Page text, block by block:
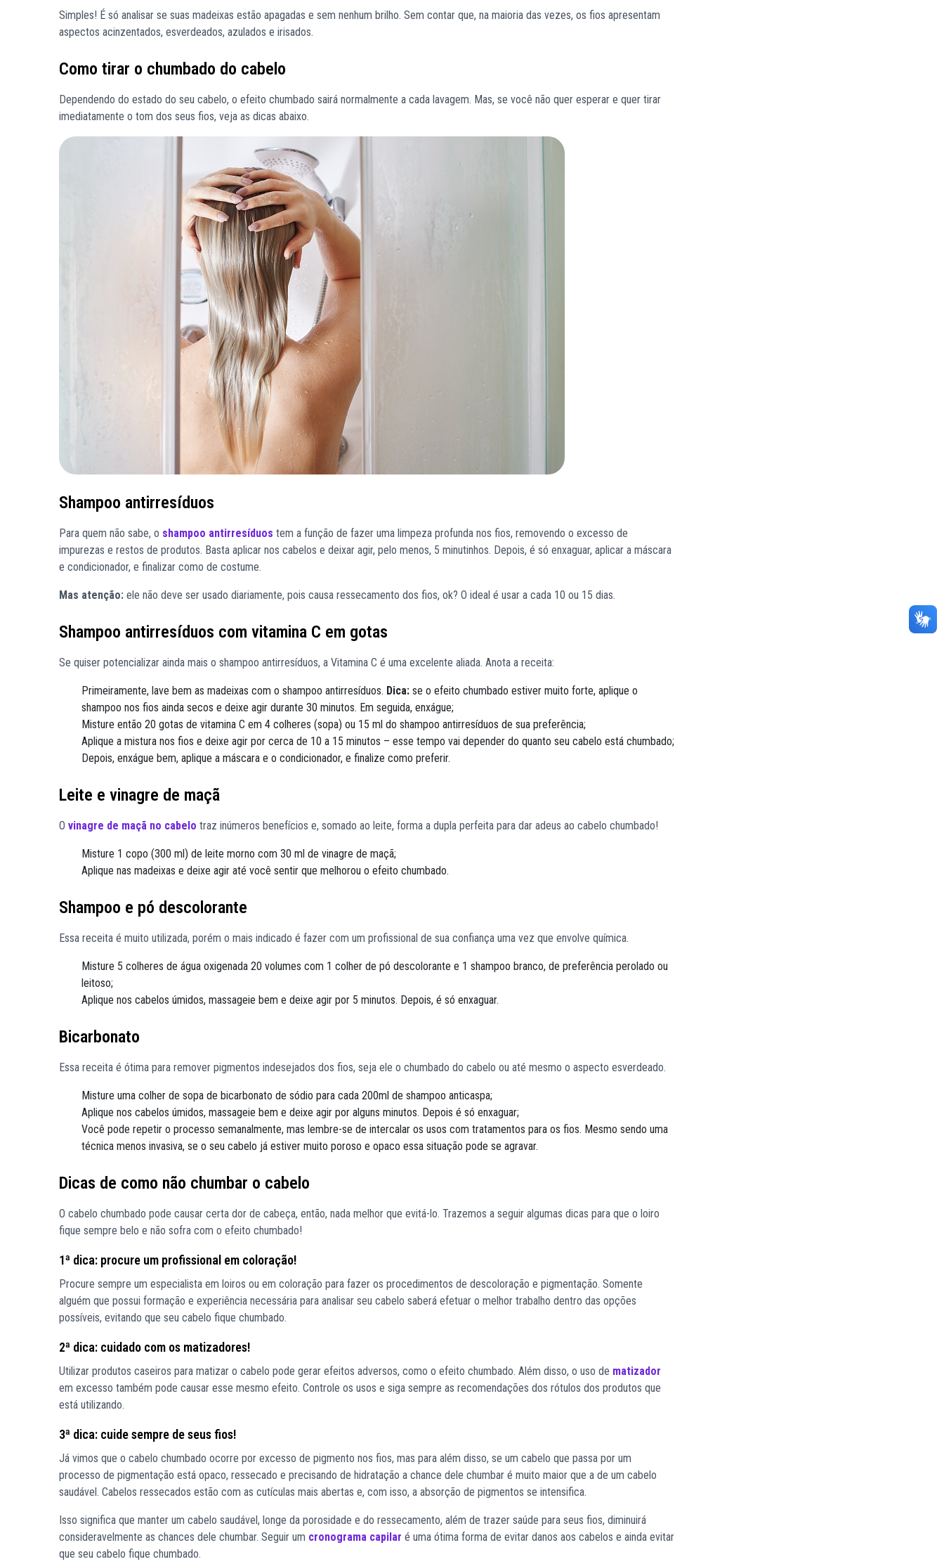
Simples! É só analisar se suas madeixas estão apagadas e sem nenhum brilho. Sem contar que, na maioria das vezes, os fios apresentam
aspectos acinzentados, esverdeados, azulados e irisados.
Como tirar o chumbado do cabelo
Dependendo do estado do seu cabelo, o efeito chumbado sairá normalmente a cada lavagem. Mas, se você não quer esperar e quer tirar
imediatamente o tom dos seus fios, veja as dicas abaixo.
Shampoo antirresíduos
Para quem não sabe, o shampoo antirresíduos tem a função de fazer uma limpeza profunda nos fios, removendo o excesso de
impurezas e restos de produtos. Basta aplicar nos cabelos e deixar agir, pelo menos, 5 minutinhos. Depois, é só enxaguar, aplicar a máscara
e condicionador, e finalizar como de costume.
Mas atenção: ele não deve ser usado diariamente, pois causa ressecamento dos fios, ok? O ideal é usar a cada 10 ou 15 dias.
Shampoo antirresíduos com vitamina C em gotas
Se quiser potencializar ainda mais o shampoo antirresíduos, a Vitamina C é uma excelente aliada. Anota a receita:
Primeiramente, lave bem as madeixas com o shampoo antirresíduos. Dica: se o efeito chumbado estiver muito forte, aplique o
shampoo nos fios ainda secos e deixe agir durante 30 minutos. Em seguida, enxágue;
Misture então 20 gotas de vitamina C em 4 colheres (sopa) ou 15 ml do shampoo antirresíduos de sua preferência;
Aplique a mistura nos fios e deixe agir por cerca de 10 a 15 minutos – esse tempo vai depender do quanto seu cabelo está chumbado;
Depois, enxágue bem, aplique a máscara e o condicionador, e finalize como preferir.
Leite e vinagre de maçã
O vinagre de maçã no cabelo traz inúmeros benefícios e, somado ao leite, forma a dupla perfeita para dar adeus ao cabelo chumbado!
Misture 1 copo (300 ml) de leite morno com 30 ml de vinagre de maçã;
Aplique nas madeixas e deixe agir até você sentir que melhorou o efeito chumbado.
Shampoo e pó descolorante
Essa receita é muito utilizada, porém o mais indicado é fazer com um profissional de sua confiança uma vez que envolve química.
Misture 5 colheres de água oxigenada 20 volumes com 1 colher de pó descolorante e 1 shampoo branco, de preferência perolado ou
leitoso;
Aplique nos cabelos úmidos, massageie bem e deixe agir por 5 minutos. Depois, é só enxaguar.
Bicarbonato
Essa receita é ótima para remover pigmentos indesejados dos fios, seja ele o chumbado do cabelo ou até mesmo o aspecto esverdeado.
Misture uma colher de sopa de bicarbonato de sódio para cada 200ml de shampoo anticaspa;
Aplique nos cabelos úmidos, massageie bem e deixe agir por alguns minutos. Depois é só enxaguar;
Você pode repetir o processo semanalmente, mas lembre-se de intercalar os usos com tratamentos para os fios. Mesmo sendo uma
técnica menos invasiva, se o seu cabelo já estiver muito poroso e opaco essa situação pode se agravar.
Dicas de como não chumbar o cabelo
O cabelo chumbado pode causar certa dor de cabeça, então, nada melhor que evitá-lo. Trazemos a seguir algumas dicas para que o loiro
fique sempre belo e não sofra com o efeito chumbado!
1ª dica: procure um profissional em coloração!
Procure sempre um especialista em loiros ou em coloração para fazer os procedimentos de descoloração e pigmentação. Somente
alguém que possui formação e experiência necessária para analisar seu cabelo saberá efetuar o melhor trabalho dentro das opções
possíveis, evitando que seu cabelo fique chumbado.
2ª dica: cuidado com os matizadores!
Utilizar produtos caseiros para matizar o cabelo pode gerar efeitos adversos, como o efeito chumbado. Além disso, o uso de matizador
em excesso também pode causar esse mesmo efeito. Controle os usos e siga sempre as recomendações dos rótulos dos produtos que
está utilizando.
3ª dica: cuide sempre de seus fios!
Já vimos que o cabelo chumbado ocorre por excesso de pigmento nos fios, mas para além disso, se um cabelo que passa por um
processo de pigmentação está opaco, ressecado e precisando de hidratação a chance dele chumbar é muito maior que a de um cabelo
saudável. Cabelos ressecados estão com as cutículas mais abertas e, com isso, a absorção de pigmentos se intensifica.
Isso significa que manter um cabelo saudável, longe da porosidade e do ressecamento, além de trazer saúde para seus fios, diminuirá
consideravelmente as chances dele chumbar. Seguir um cronograma capilar é uma ótima forma de evitar danos aos cabelos e ainda evitar
que seu cabelo fique chumbado.